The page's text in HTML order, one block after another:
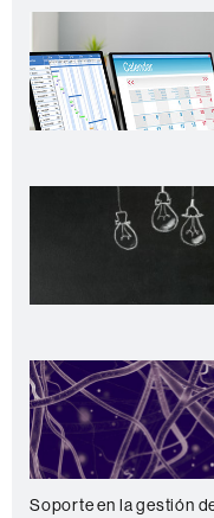
Soporte en la gestión